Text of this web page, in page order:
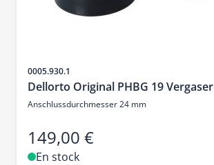
SKU
0005.930.1
Dellorto Original PHBG 19 Vergaser
Anschlussdurchmesser 24 mm
149,00 €
En stock